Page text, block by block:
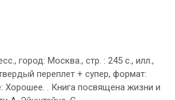
город: Москва., стр. : 245 с., илл.,
переплет + супер, формат:
Хорошее. . Книга посвящена жизни и